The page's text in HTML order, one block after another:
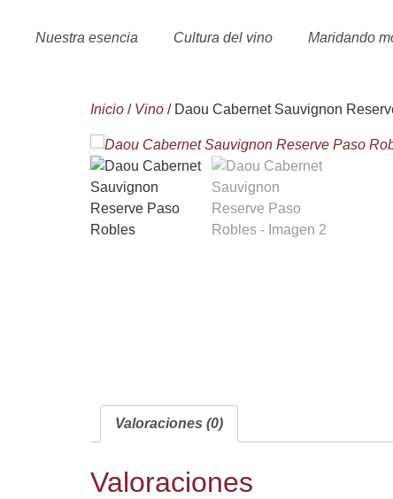
Nuestra esencia Cultura del vino Maridando
Inicio / Vino / Daou Cabernet Sauvignon
Valoraciones (0)
Valoraciones